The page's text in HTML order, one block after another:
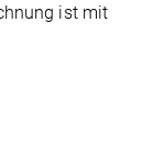
ist mit